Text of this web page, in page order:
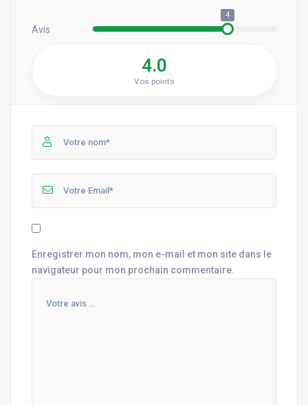
Avis
4
4.0
Vos points
Enregistrer mon nom, mon e-mail et mon site dans le
navigateur pour mon prochain commentaire.